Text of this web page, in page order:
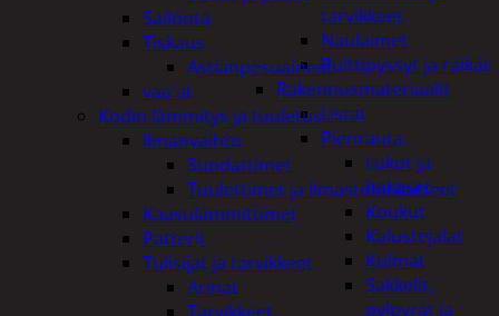
tarvikkeet
Naulaimet
Pulttipyssyt ja räikät
Rakennusmateriaalit
Listat
Pienrauta
Lukot ja
hakaset
Koukut
Kalustejalat
Kulmat
Sakkelit,
pylpyrät ja
Säilöntä
Tiskaus
Astianpesuaineet
vaa'at
Kodin lämmitys ja tuuletus
Ilmanvaihto
Suodattimet
Tuulettimet ja Ilmastointilaitteet
Kaasulämmittimet
Patterit
Tulisijat ja tarvikkeet
Arinat